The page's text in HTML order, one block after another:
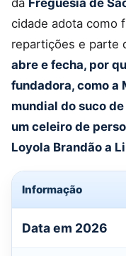
cidade adota como
repartições e parte
abre e fecha, por
fundadora, como a
mundial do suco
um celeiro de
Loyola Brandão a
Informação
Data em 2026